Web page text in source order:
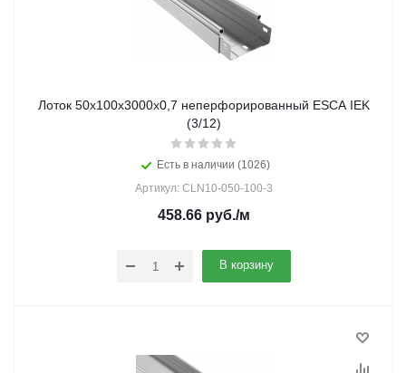
Лоток 50х100х3000х0,7 неперфорированный ESCA IEK
(3/12)
Есть в наличии (1026)
Артикул: CLN10-050-100-3
458.66 руб./м
В корзину